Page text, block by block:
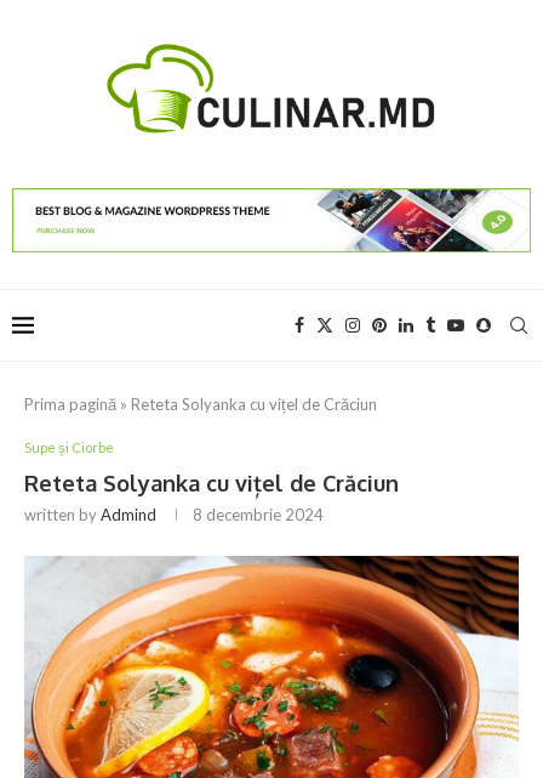
Prima pagină » Reteta Solyanka cu vițel de Crăciun
Supe și Ciorbe
Reteta Solyanka cu vițel de Crăciun
written byAdmind 8 decembrie 2024